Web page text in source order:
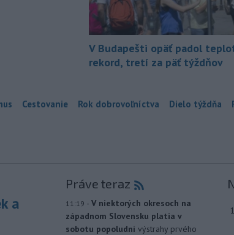
V Budapešti opäť padol
rekord, tretí za päť týždňov
Cestovanie Rok dobrovoľníctva Dielo týždňa
a
Práve teraz
11:19 - V niektorých okresoch na
západnom Slovensku platia v
sobotu popoludní výstrahy prvého
1